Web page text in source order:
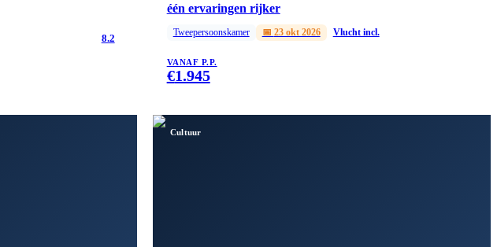
8.2
één ervaringen rijker
Tweepersoonskamer 📅 23 okt 2026 Vlucht incl.
VANAF P.P.
€1.945
Cultuur